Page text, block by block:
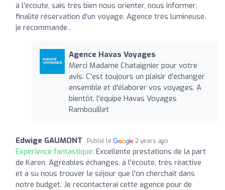
à l'écoute, sais très bien nous orienter, nous informer,
finalité réservation d'un voyage. Agence très lumineuse.
je recommande .
Agence Havas Voyages
Merci Madame Chataignier pour votre
avis. C'est toujours un plaisir d'échanger
ensemble et d'élaborer vos voyages. A
bientôt. l'équipe Havas Voyages
Rambouillet
Edwige GAUMONT Publié le 2 years ago
Expérience fantastique: Excellente prestations de la part
de Karen. Agréables échanges, à l'écoute, très réactive
et a su nous trouver le séjour que l'on cherchait dans
notre budget. Je recontacterai cette agence pour de